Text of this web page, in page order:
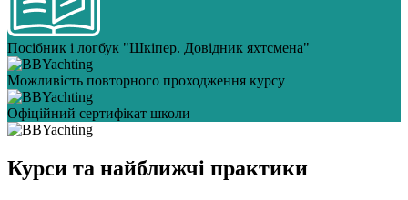
Посібник і логбук "Шкіпер. Довідник яхтсмена"
Можливість повторного проходження курсу
Офіційний сертифікат школи
Курси та найближчі практики